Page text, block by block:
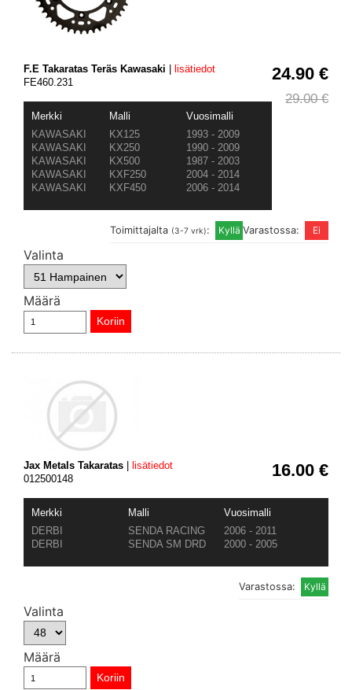
24.90 €
29.00 €
F.E Takaratas Teräs Kawasaki
lisätiedot
FE460.231
Merkki Malli
Vuosimalli
KAWASAKI
KX125
1993 - 2009
KAWASAKI
KX250
1990 - 2009
KAWASAKI
KX500
1987 - 2003
KAWASAKI
KXF250
2004 - 2014
KAWASAKI
KXF450 2006 - 2014
Varastossa:
Toimittajalta (3-7 vrk):
Valinta
Määrä
16.00 €
Jax Metals Takaratas
lisätiedot
012500148
Merkki Malli
Vuosimalli
DERBI
SENDA RACING
2006 - 2011
DERBI
SENDA SM DRD 2000 - 2005
Varastossa:
Valinta
Määrä